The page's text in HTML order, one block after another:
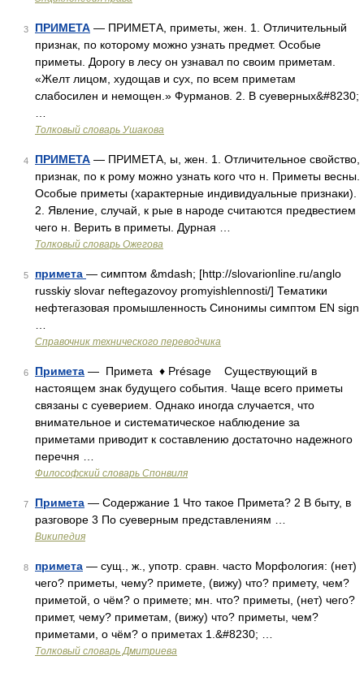
3 ПРИМЕТА — ПРИМЕТА, приметы, жен. 1. Отличительный
признак, по которому можно узнать предмет. Особые
приметы. Дорогу в лесу он узнавал по своим приметам.
«Желт лицом, худощав и сух, по всем приметам
слабосилен и немощен.» Фурманов. 2. В суеверных&#8230;
Толковый словарь Ушакова
4 ПРИМЕТА — ПРИМЕТА, ы, жен. 1. Отличительное свойство,
признак, по к рому можно узнать кого что н. Приметы весны.
Особые приметы (характерные индивидуальные признаки).
2. Явление, случай, к рые в народе считаются предвестием
чего н. Верить в приметы. Дурная …
Толковый словарь Ожегова
5 примета — симптом &mdash; [http://slovarionline.ru/anglo
russkiy slovar neftegazovoy promyishlennosti/] Тематики
нефтегазовая промышленность Синонимы симптом EN sign
Справочник технического переводчика
6 Примета — Примета ♦ Présage Существующий в
настоящем знак будущего события. Чаще всего приметы
связаны с суеверием. Однако иногда случается, что
внимательное и систематическое наблюдение за
приметами приводит к составлению достаточно надежного
перечня …
Философский словарь Спонвиля
7 Примета — Содержание 1 Что такое Примета? 2 В быту, в
разговоре 3 По суеверным представлениям …
Википедия
8 примета — сущ., ж., употр. сравн. часто Морфология: (нет)
чего? приметы, чему? примете, (вижу) что? примету, чем?
приметой, о чём? о примете; мн. что? приметы, (нет) чего?
примет, чему? приметам, (вижу) что? приметы, чем?
приметами, о чём? о приметах 1.&#8230; …
Толковый словарь Дмитриева